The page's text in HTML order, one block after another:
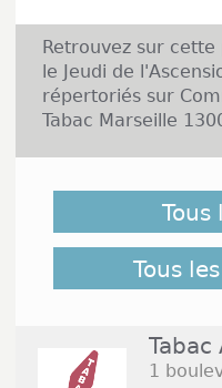
Retrouvez sur cette
le Jeudi de
répertoriés sur
Tabac Marseille
ouverts le Jeudi
lien suivant pour
Commerces.com :
Tous
Tous
Tabac
1